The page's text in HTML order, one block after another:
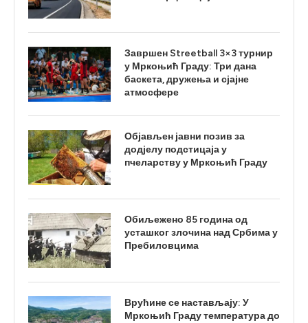
Завршен Streetball 3×3 турнир
у Мркоњић Граду: Три дана
баскета, дружења и сјајне
атмосфере
Објављен јавни позив за
додјелу подстицаја у
пчеларству у Мркоњић Граду
Обиљежено 85 година од
усташког злочина над Србима у
Пребиловцима
Врућине се настављају: У
Мркоњић Граду температура до